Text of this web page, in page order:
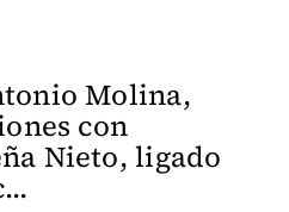
Molina,
con
Nieto, ligado